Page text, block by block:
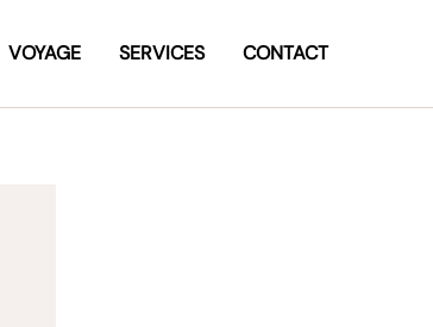
VOYAGE SERVICES CONTACT